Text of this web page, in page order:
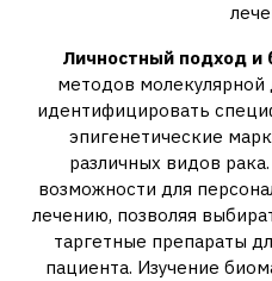
Личностный подход и
методов молекулярной
идентифицировать
эпигенетические
различных видов
возможности для
лечению‚ позволяя
таргетные препараты
пациента. Изучение